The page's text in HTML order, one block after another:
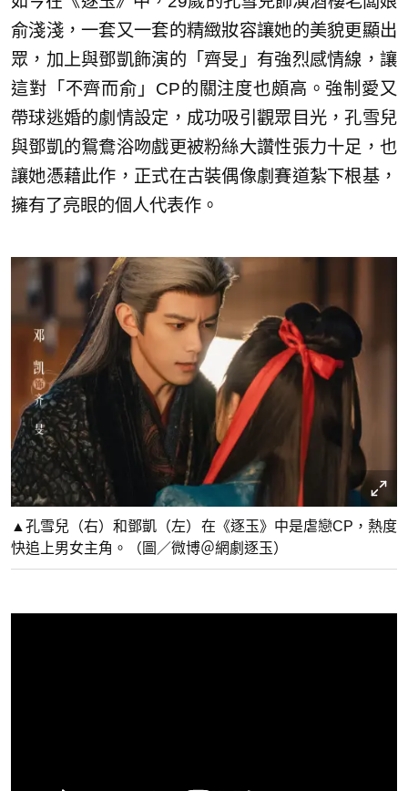
俞淺淺，一套又一套的精緻妝容讓她的美貌更顯出
眾，加上與鄧凱飾演的「齊旻」有強烈感情線，讓
這對「不齊而俞」CP的關注度也頗高。強制愛又
帶球逃婚的劇情設定，成功吸引觀眾目光，孔雪兒
與鄧凱的鴛鴦浴吻戲更被粉絲大讚性張力十足，也
讓她憑藉此作，正式在古裝偶像劇賽道紮下根基，
擁有了亮眼的個人代表作。
▲孔雪兒（右）和鄧凱（左）在《逐玉》中是虐戀CP，熱度
快追上男女主角。（圖／微博＠網劇逐玉）